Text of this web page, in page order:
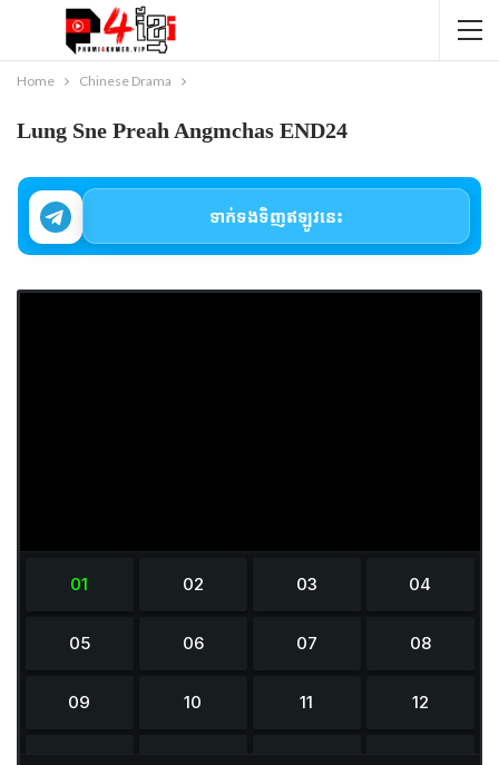
Home Chinese Drama
Lung Sne Preah Angmchas END24
ទាក់ទងទិញឥឡូវនេះ